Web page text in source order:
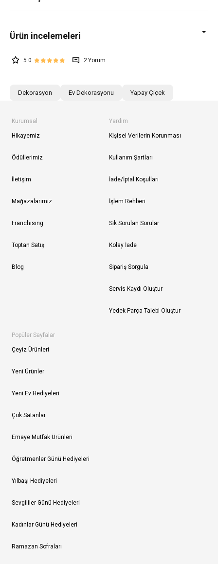
5.0 2
Dekorasyon Ev Dekorasyonu Yapay Çiçek
Kurumsal
Hikayemiz
Ödüllerimiz
İletişim
Mağazalarımız
Franchising
Toptan Satış
Blog
Yardım
Kişisel Verilerin Korunması
Kullanım Şartları
İade/İptal Koşulları
İşlem Rehberi
Sık Sorulan Sorular
Kolay İade
Sipariş Sorgula
Servis Kaydı Oluştur
Yedek Parça Talebi Oluştur
Popüler Sayfalar
Çeyiz Ürünleri
Yeni Ürünler
Yeni Ev Hediyeleri
Çok Satanlar
Emaye Mutfak Ürünleri
Öğretmenler Günü Hediyeleri
Yılbaşı Hediyeleri
Sevgililer Günü Hediyeleri
Kadınlar Günü Hediyeleri
Ramazan Sofraları